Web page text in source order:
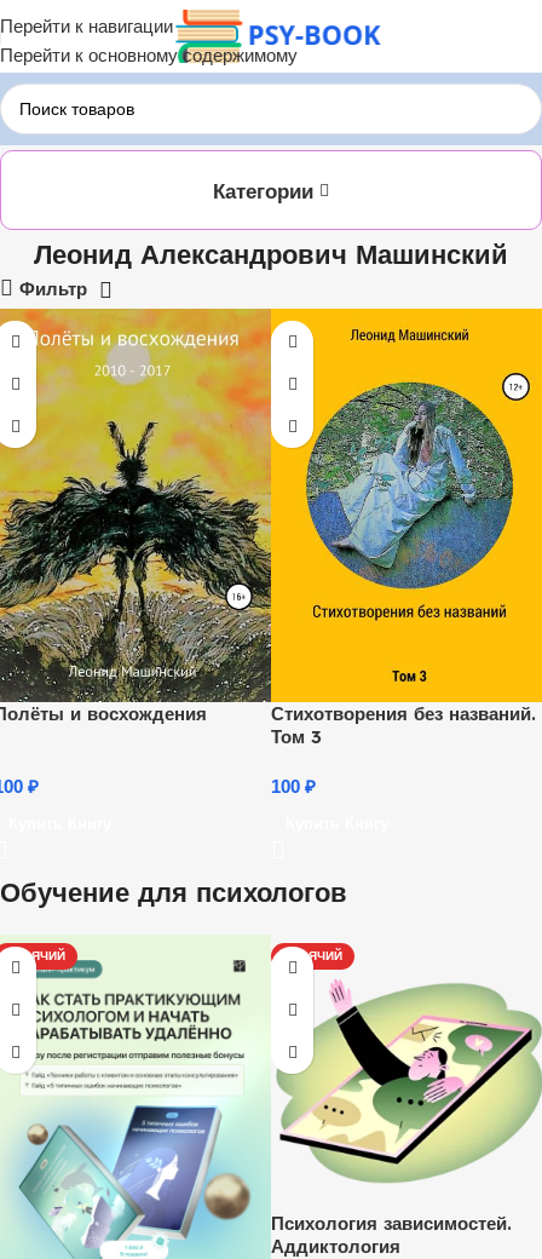
Перейти к навигации
Перейти к основному содержимому
Главная ЛИТРЕС Леонид Александрович Машинский
Категории
Леонид Александрович Машинский
Фильтр
и восхождения
₽
Стихотворения без названий.
Том 3
100 ₽
Обучение для психологов
ГОРЯЧИЙ ГОРЯЧИЙ
Психология зависимостей.
Аддиктология